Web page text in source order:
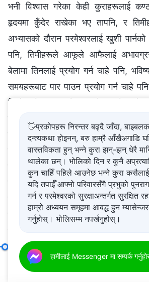
भनी विश्‍वास गरेका केही कुराहरूलाई
हृदयमा कुँदेर राखेका भए तापनि, र
अभ्यासको दौरान परमेश्‍वरलाई खुशी पार्नको
पनि, तिमीहरूले आफूले आफैलाई
बेलामा तिनलाई प्रयोग गर्न चाहे पनि,
समयहरूबाट पार पाउन प्रयोग गर्न चाहे
जिउँदा यी कुराहरूको साथ होस् भनी साथै
यो कार्य गरिरहेका मात्र छौ भने यो त्यति
महत्त्वपूर्ण कुरा के हो त? महत्त्वपूर्ण कुरा के
तैँले गरिरहेको हरेक काम—हरेक
सोसँग मेल खाने छ कि छैन र तेरा सबै
तैँले हासिल गर्न चाहेका नतिजाहरू र लक्ष्यले
इच्छालाई सन्तुष्ट पार्छन् कि पार्दैनन् र
हुँदैन भनी तेरो भित्री अन्तस्करणमा तैँले पूर्ण
पाउनुपर्छ। धेरै महत्त्वपूर्ण कुराहरू भनेका यिनै
👋प्रकोपहरू निरन्तर बढ्दै जाँदा,
दन्त्यकथा होइनन्, बरु हाम्रै आँखैअगाडि
वास्तविकता हुन् भन्ने कुरा झन्-झन् धेरै
थालेका छन्। भोलिको दिन र कुनै
कुन चाहिँ पहिले आउनेछ भन्ने कुरा कसैलाई
यदि तपाईँ आफ्नो परिवारसँगै प्रभुको
गर्न र परमेश्‍वरको सुरक्षाअन्तर्गत सुरक्षित
हाम्रो अध्ययन समूहमा आबद्ध हुन
गर्नुहोस्। भोलिसम्म नपर्खनुहोस्।
हामीलाई Messenger मा सम्पर्क